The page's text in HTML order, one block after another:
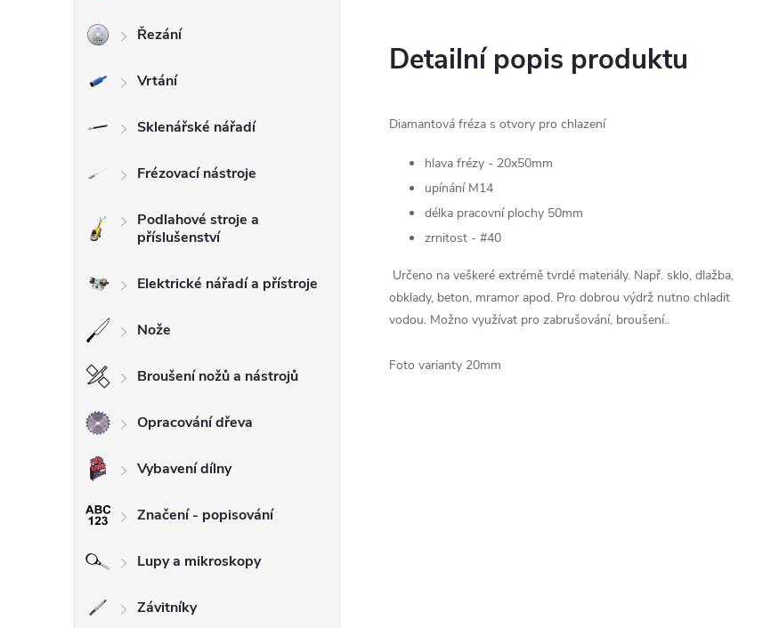
Řezání
Vrtání
Sklenářské nářadí
Frézovací nástroje
Podlahové stroje a
příslušenství
Elektrické nářadí a přístroje
Nože
Broušení nožů a nástrojů
Opracování dřeva
Vybavení dílny
Značení - popisování
Lupy a mikroskopy
Závitníky
Detailní popis produktu
Diamantová fréza s otvory pro chlazení
hlava frézy - 20x50mm
upínání M14
délka pracovní plochy 50mm
zrnitost - #40
Určeno na veškeré extrémě tvrdé materiály. Např. sklo, dlažba,
obklady, beton, mramor apod. Pro dobrou výdrž nutno chladit
vodou. Možno využívat pro zabrušování, broušení..
Foto varianty 20mm